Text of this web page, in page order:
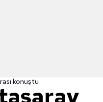
konuştu